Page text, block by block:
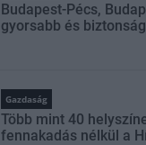
Budapest-Pécs,
gyorsabb és
Gazdaság
Több mint 40
fennakadás nélkül a